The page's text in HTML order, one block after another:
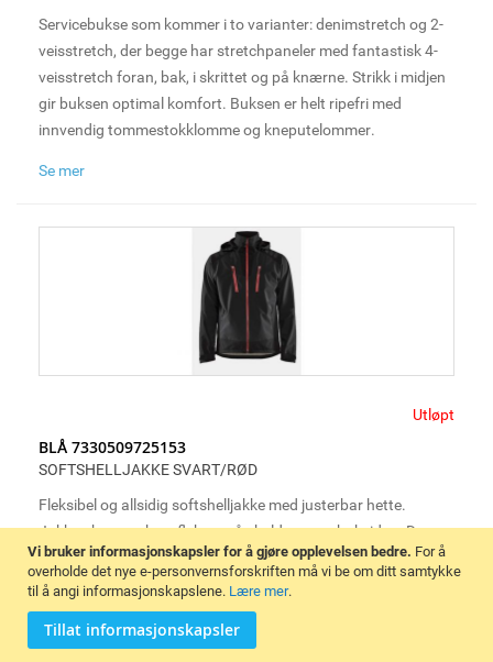
Vi bruker informasjonskapsler for å gjøre opplevelsen bedre. For å
overholde det nye e-personvernsforskriften må vi be om ditt samtykke
til å angi informasjonskapslene. Lære mer.
Tillat informasjonskapsler
Servicebukse som kommer i to varianter: denimstretch og 2-
veisstretch, der begge har stretchpaneler med fantastisk 4-
veisstretch foran, bak, i skrittet og på knærne. Strikk i midjen
gir buksen optimal komfort. Buksen er helt ripefri med
innvendig tommestokklomme og kneputelommer.
Se mer
Utløpt
BLÅ 7330509725153
SOFTSHELLJAKKE SVART/RØD
Fleksibel og allsidig softshelljakke med justerbar hette.
Jakken har mørke reflekser på skuldrene og baksiden. Den er
designet for å gi maksimal bevegelighet og er produsert i et
stoff som har stretch og er vind- og vanntett.